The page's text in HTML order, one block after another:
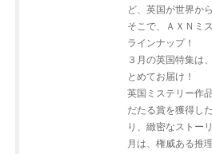
ど、英国が世界か
そこで、ＡＸＮミ
ラインナップ！
３月の英国特集は
とめてお届け！
英国ミステリー作
だたる賞を獲得し
り、緻密なストー
月は、権威ある推